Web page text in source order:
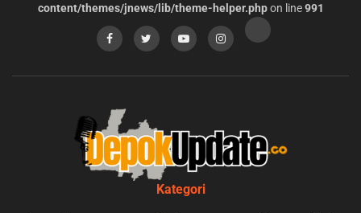
content/themes/jnews/lib/theme-helper.phpon line991
Kategori